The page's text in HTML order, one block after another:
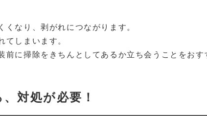
なり、剥がれにつながります。
しまいます。
に掃除をきちんとしてあるか立ち会うことをおす
対処が必要！